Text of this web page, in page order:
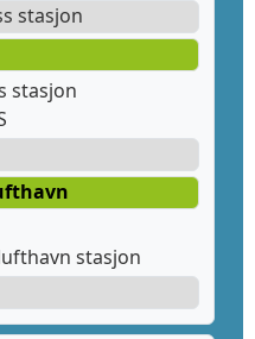
stasjon
stasjon
stasjon